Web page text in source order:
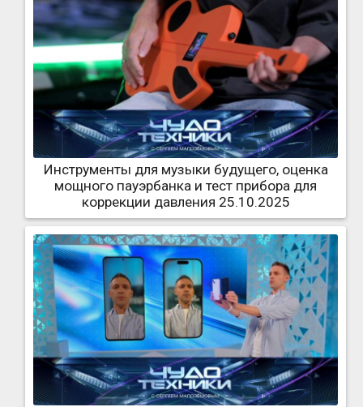
Инструменты для музыки будущего, оценка
мощного пауэрбанка и тест прибора для
коррекции давления 25.10.2025